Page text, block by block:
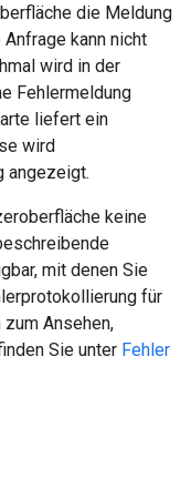
die Meldung
Anfrage kann nicht
wird in der
Fehlermeldung
liefert ein
wird
angezeigt.
keine
mit denen Sie
für
Ansehen,
Sie unter Fehler